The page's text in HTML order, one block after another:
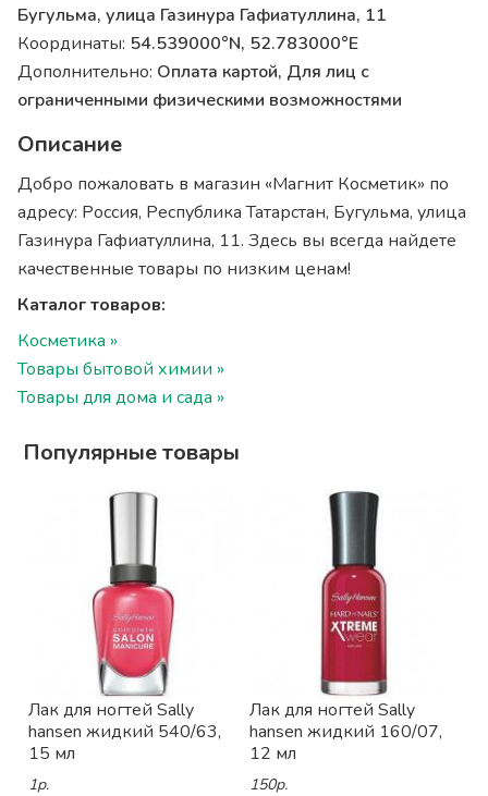
Бугульма, улица Газинура Гафиатуллина, 11
Координаты: 54.539000°N, 52.783000°E
Дополнительно: Оплата картой, Для лиц с
ограниченными физическими возможностями
Описание
Добро пожаловать в магазин «Магнит Косметик» по
адресу: Россия, Республика Татарстан, Бугульма, улица
Газинура Гафиатуллина, 11. Здесь вы всегда найдете
качественные товары по низким ценам!
Каталог товаров:
Косметика »
Товары бытовой химии »
Товары для дома и сада »
Популярные товары
Лак для ногтей Sally
hansen жидкий 540/63,
15 мл
1р.
Лак для ногтей Sally
hansen жидкий 160/07,
12 мл
150р.